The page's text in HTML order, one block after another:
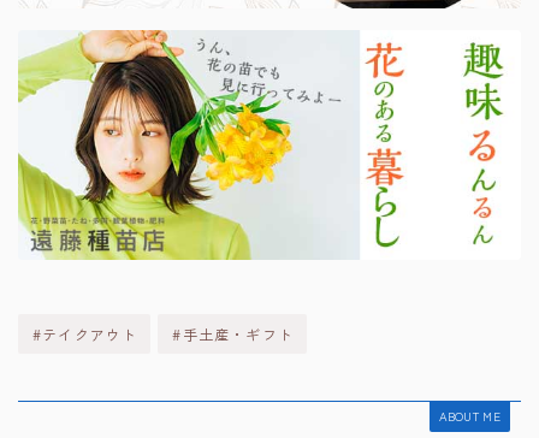
#テイクアウト #手土産・ギフト
ABOUT ME